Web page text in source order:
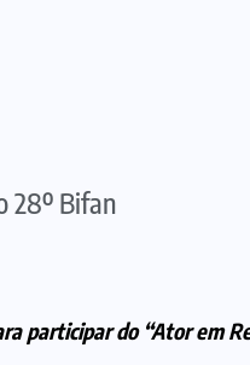
28º Bifan
participar do “Ator em